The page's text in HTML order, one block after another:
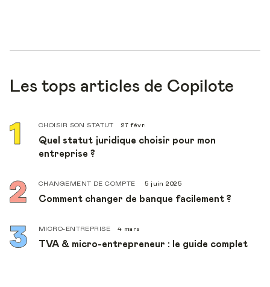
Les tops articles de Copilote
CHOISIR SON STATUT 27 févr.
Quel statut juridique choisir pour mon
entreprise ?
CHANGEMENT DE COMPTE 5 juin 2025
Comment changer de banque facilement ?
MICRO-ENTREPRISE 4 mars
TVA & micro-entrepreneur : le guide complet